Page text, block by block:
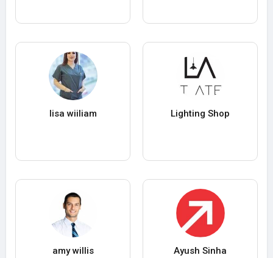
lisa wiiliam Lighting Shop
amy willis Ayush Sinha